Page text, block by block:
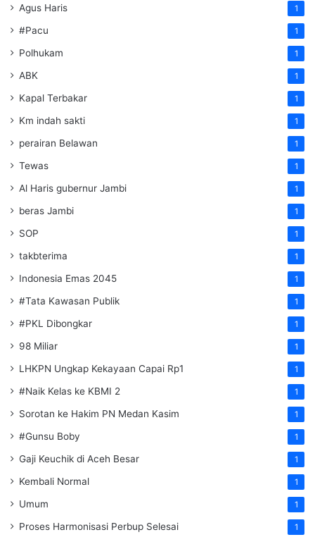
Agus Haris 1
#Pacu 1
Polhukam 1
ABK 1
Kapal Terbakar 1
Km indah sakti 1
perairan Belawan 1
Tewas 1
Al Haris gubernur Jambi 1
beras Jambi 1
SOP 1
takbterima 1
Indonesia Emas 2045 1
#Tata Kawasan Publik 1
#PKL Dibongkar 1
98 Miliar 1
LHKPN Ungkap Kekayaan Capai Rp1 1
#Naik Kelas ke KBMI 2 1
Sorotan ke Hakim PN Medan Kasim 1
#Gunsu Boby 1
Gaji Keuchik di Aceh Besar 1
Kembali Normal 1
Umum 1
Proses Harmonisasi Perbup Selesai 1